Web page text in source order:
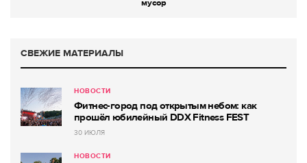
мусор
СВЕЖИЕ МАТЕРИАЛЫ
НОВОСТИ
Фитнес-город под открытым небом: как
прошёл юбилейный DDX Fitness FEST
30 ИЮЛЯ
НОВОСТИ